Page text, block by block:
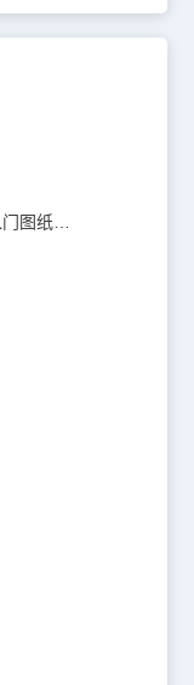
CAD机械入门图纸学习？CAD新手入门图纸练习